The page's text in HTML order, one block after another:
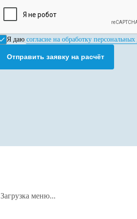
Я даю согласие на обработку
Отправить заявку на расчёт
Загрузка меню...